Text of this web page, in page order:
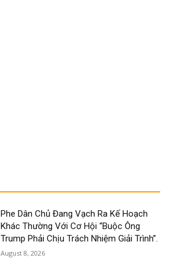
Phe Dân Chủ Đang Vạch Ra Kế Hoạch
Khác Thường Với Cơ Hội “Buộc Ông
Trump Phải Chịu Trách Nhiệm Giải Trình”.
August 8, 2026